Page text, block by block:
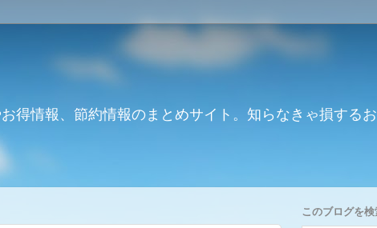
得情報、節約情報のまとめサイト。知らなきゃ損する
このブログを検